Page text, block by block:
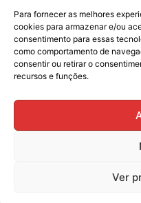
Para fornecer as melhores
cookies para armazenar e/ou
consentimento para essas
como comportamento de
consentir ou retirar o
recursos e funções.
Ver
Assine